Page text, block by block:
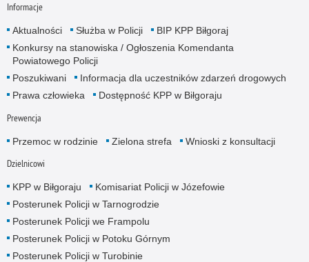
Informacje
Aktualności Służba w Policji
BIP KPP Biłgoraj
Konkursy na stanowiska / Ogłoszenia Komendanta
Powiatowego Policji
Poszukiwani
Informacja dla uczestników zdarzeń drogowych
Prawa człowieka
Dostępność KPP w Biłgoraju
Prewencja
Przemoc w rodzinie Zielona strefa Wnioski z konsultacji
Dzielnicowi
KPP w Biłgoraju
Komisariat Policji w Józefowie
Posterunek Policji w Tarnogrodzie
Posterunek Policji we Frampolu
Posterunek Policji w Potoku Górnym
Posterunek Policji w Turobinie